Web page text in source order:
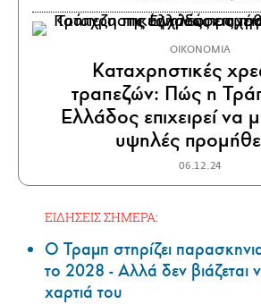
ΟΙΚΟΝΟΜΙΑ
Καταχρηστικές
τραπεζών: Πώς η
Ελλάδος επιχειρεί να
υψηλές
06.12.24
ΕΙΔΗΣΕΙΣ ΣΗΜΕΡΑ:
Ο Τραμπ στηρίζει
το 2028 - Αλλά δεν βιάζεται
χαρτιά του